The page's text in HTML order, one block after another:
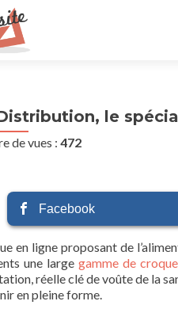
le
de vues : 472
Facebook
en ligne proposant de
une large gamme de
réelle clé de voûte de la
en pleine forme.